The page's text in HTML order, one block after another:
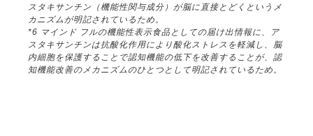
スタキサンチン（機能性関与成分）が脳に直接とどくというメ
カニズムが明記されているため。
*6 マインド フルの機能性表示食品としての届け出情報に、ア
スタキサンチンは抗酸化作用により酸化ストレスを軽減し、脳
内細胞を保護することで認知機能の低下を改善することが、認
知機能改善のメカニズムのひとつとして明記されているため。